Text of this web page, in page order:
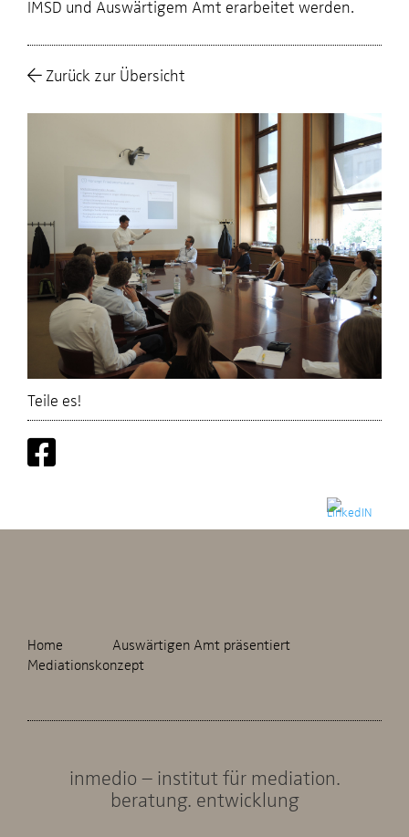
IMSD und Auswärtigem Amt erarbeitet werden.
Zurück zur Übersicht
Teile es!
Home
Auswärtigen Amt präsentiert
Mediationskonzept
inmedio – institut für mediation.
beratung. entwicklung